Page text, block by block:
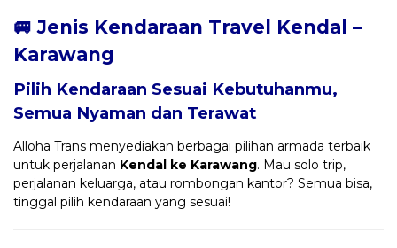
🚐 Jenis Kendaraan Travel Kendal –
Karawang
Pilih Kendaraan Sesuai Kebutuhanmu,
Semua Nyaman dan Terawat
Alloha Trans menyediakan berbagai pilihan armada terbaik
untuk perjalanan Kendal ke Karawang. Mau solo trip,
perjalanan keluarga, atau rombongan kantor? Semua bisa,
tinggal pilih kendaraan yang sesuai!